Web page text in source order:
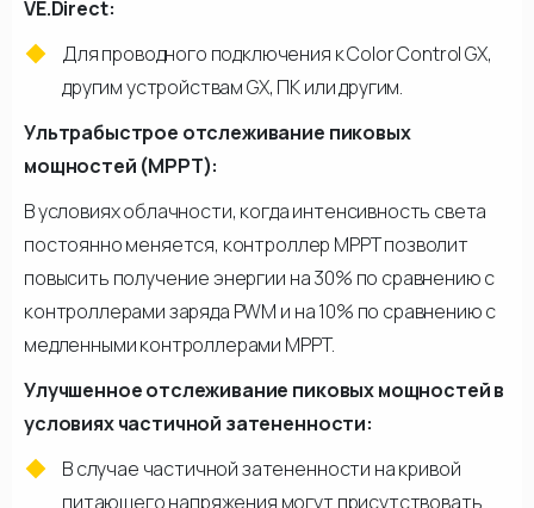
VE.Direct:
Для проводного подключения к Color Control GX,
другим устройствам GX, ПК или другим.
Ультрабыстрое отслеживание пиковых
мощностей (MPPT):
В условиях облачности, когда интенсивность света
постоянно меняется, контроллер МРРТ позволит
повысить получение энергии на 30% по сравнению с
контроллерами заряда PWM и на 10% по сравнению с
медленными контроллерами МРРТ.
Улучшенное отслеживание пиковых мощностей в
условиях частичной затененности:
В случае частичной затененности на кривой
питающего напряжения могут присутствовать